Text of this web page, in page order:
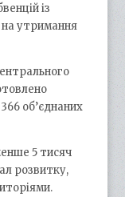
із
утримання
об’єднаних
5 тисяч
розвитку,